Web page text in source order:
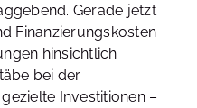
Gerade jetzt
Finanzierungskosten
hinsichtlich
bei der
Investitionen –